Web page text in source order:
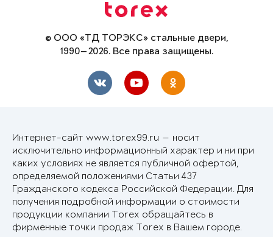
© ООО «ТД ТОРЭКС» стальные двери,
1990—2026. Все права защищены.
Интернет-сайт www.torex99.ru — носит
исключительно информационный характер и ни при
каких условиях не является публичной офертой,
определяемой положениями Статьи 437
Гражданского кодекса Российской Федерации. Для
получения подробной информации о стоимости
продукции компании Torex обращайтесь в
фирменные точки продаж Torex в Вашем городе.